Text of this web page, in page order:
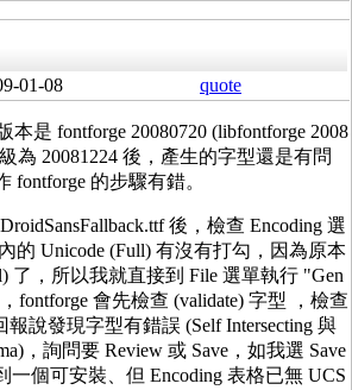
01-08 quote
本是 fontforge 20080720 (libfontforge 2008
為 20081224 後，產生的字型還是有問
fontforge 的步驟有錯。
後，檢查 Encoding 選
的 Unicode (Full) 有沒有打勾，因為原本
了，所以我就直接到 File 選單執行 "Gen
fontforge 會先檢查 (validate) 字型 ，檢查
報說發現字型有錯誤 (Self Intersecting 與
，詢問要 Review 或 Save，如我選 Save
一個可安裝、但 Encoding 表格已無 UCS